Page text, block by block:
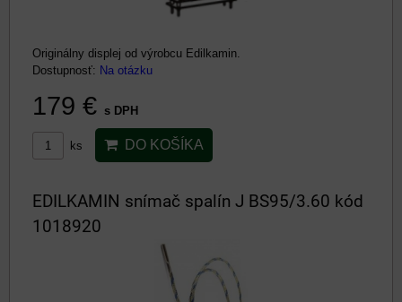
Originálny displej od výrobcu Edilkamin.
Dostupnosť: Na otázku
179 € s DPH
ks DO KOŠÍKA
EDILKAMIN snímač spalín J BS95/3.60 kód
1018920